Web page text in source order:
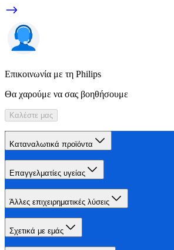
Επικοινωνία με τη Philips
Θα χαρούμε να σας βοηθήσουμε
Καλέστε μας
Καταναλωτικά προϊόντα
Επαγγελματίες υγείας
Άλλες επιχειρηματικές λύσεις
Σχετικά με εμάς